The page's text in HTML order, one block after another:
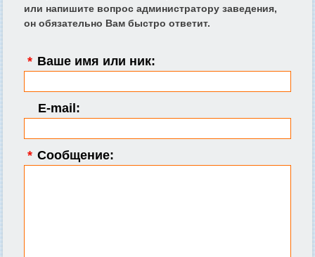
или напишите вопрос администратору заведения,
он обязательно Вам быстро ответит.
* Ваше имя или ник:
E-mail:
* Сообщение: